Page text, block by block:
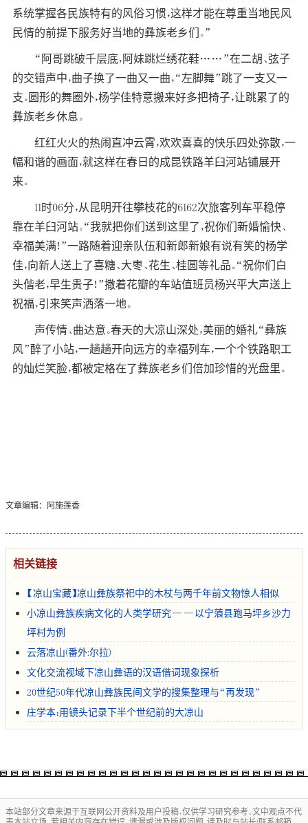
系统掌握各民族特有的风俗习惯，这样才能在尊重当地民风
民情的前提下服务好当地的彝族老乡们。”
“阿哥跳破千层底，阿妹跳烂绣花鞋……”在二胡、弦子
的交错声中，曲子换了一曲又一曲，“左脚舞”跳了一支又一
支。圆形的舞圈外，杨学佳特意搬来好多把椅子，让跳累了的
彝族老乡休息。
红红火火的热闹直冲云霄，欢欢喜喜的快乐四处弥散，一
幅和谐的画面，就这样在春日的成昆铁路羊臼河站铺展开
来。
11时06分，从昆明开往攀枝花的6162次旅客列车平稳停
靠在羊臼河站。“我就把你们送到这里了，祝你们新婚愉快、
幸福美满！”一路随着迎亲队伍和新郎新娘有说有笑的杨学
佳，向新人送上了喜糖、大枣、花生、桂圆等礼品。“祝你们白
头偕老，早生贵子！”撒着花瓣的车站值班员杨兴平大声送上
祝福，引来笑声洒落一地。
声传情、曲达意。春天的大凉山深处，美丽的婚礼“彝族
风”醉了小站，一趟趟开向远方的幸福列车，一个个铁路职工
的灿烂笑脸，都被定格在了彝族老乡们倍加珍惜的光盘里。
文章编辑：阿施莲香
相关链接
【凉山宝藏】凉山彝族祭祀中的木杖与两千年前文物惊人相似
小凉山彝族疾病文化的人类学研究——以宁蒗县跑马坪乡沙力
坪村为例
云落凉山(番外:尔拉)
文化交流视域下凉山彝语的汉语借词现象探析
20世纪50年代凉山彝族民间文学的搜集整理与“再发现”
庄学本：用镜头记录下半个世纪前的大凉山
本站部分文章来源于互联网公开资料及用户投稿，仅供学习研究参考。文中观点不代